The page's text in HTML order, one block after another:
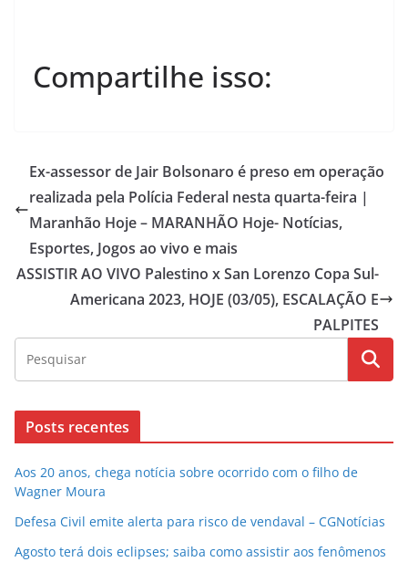
Compartilhe isso:
Ex-assessor de Jair Bolsonaro é preso em operação
realizada pela Polícia Federal nesta quarta-feira |
Maranhão Hoje – MARANHÃO Hoje- Notícias,
Esportes, Jogos ao vivo e mais
ASSISTIR AO VIVO Palestino x San Lorenzo Copa Sul-
Americana 2023, HOJE (03/05), ESCALAÇÃO E
PALPITES
Posts recentes
Aos 20 anos, chega notícia sobre ocorrido com o filho de
Wagner Moura
Defesa Civil emite alerta para risco de vendaval – CGNotícias
Agosto terá dois eclipses; saiba como assistir aos fenômenos